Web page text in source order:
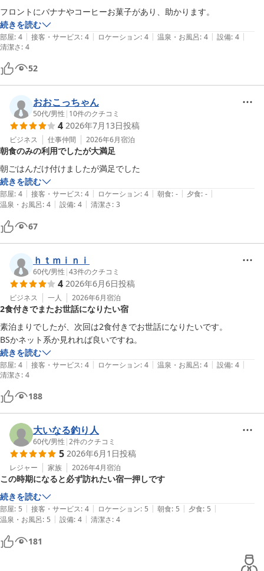
フロントにバナナやコーヒーお菓子があり、助かります。
続きを読む
部屋: 4 | 接客・サービス: 4 | ロケーション: 4 | 温泉・お風呂: 4 | 設備: 4 |
清潔さ: 4
52
おおこっちゃん
50代/男性 | 10件のクチコミ
4 2026年7月13日投稿
ビジネス 仕事仲間 2026年6月宿泊
朝食のみの利用でしたが大満足
朝ごはんだけ付けましたが満足でした
続きを読む
部屋: 4 | 接客・サービス: 4 | ロケーション: 4 | 朝食: - | 夕食: - |
温泉・お風呂: 4 | 設備: 4 | 清潔さ: 3
67
ｈｔｍｉｎｉ
60代/男性 |43件のクチコミ
4 2026年6月6日投稿
ビジネス 一人 2026年6月宿泊
2食付きでまたお世話になりたい宿
素泊まりでしたが、次回は2食付きでお世話になりたいです。
BSかネット系か見れれば良いですね。
続きを読む
部屋: 4 | 接客・サービス: 4 | ロケーション: 4 | 温泉・お風呂: 4 | 設備: 4 |
清潔さ: 4
188
大いなる釣り人
60代/男性 |2件のクチコミ
5 2026年6月1日投稿
レジャー 家族 2026年4月宿泊
この時期になると必ず訪れたい宿一押しです
続きを読む
部屋: 5 | 接客・サービス: 4 | ロケーション: 5 | 朝食: 5 | 夕食: 5 |
温泉・お風呂: 5 | 設備: 4 | 清潔さ: 4
181